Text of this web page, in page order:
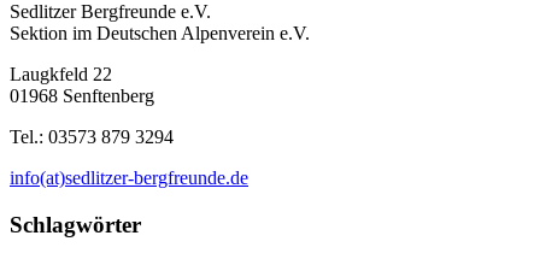
Sedlitzer Bergfreunde e.V.
Sektion im Deutschen Alpenverein e.V.
Laugkfeld 22
01968 Senftenberg
Tel.: 03573 879 3294
info(at)sedlitzer-bergfreunde.de
Schlagwörter